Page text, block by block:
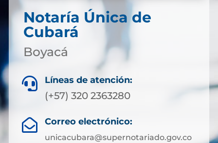
Notaría Única de
Cubará
Boyacá
 Líneas de atención:
(+57) 320 2363280
 Correo electrónico:
unicacubara@supernotariado.gov.co